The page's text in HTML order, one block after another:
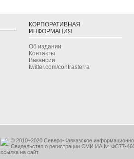
КОРПОРАТИВНАЯ
ИНФОРМАЦИЯ
Об издании
Контакты
Вакансии
twitter.com/contrasterra
© 2010–2020 Северо-Кавказское
Свидельство о регистрации СМИ ИА № ФС77-
ссылка на сайт